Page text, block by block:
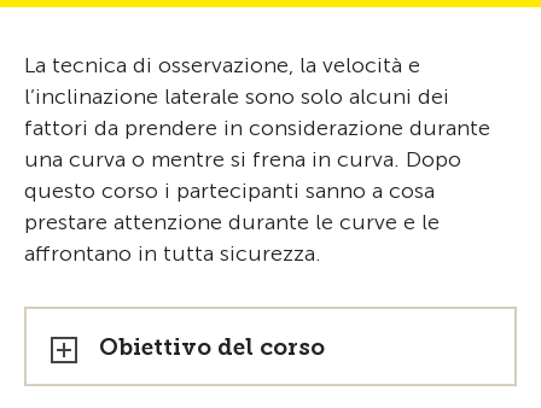
La tecnica di osservazione, la velocità e
l’inclinazione laterale sono solo alcuni dei
fattori da prendere in considerazione durante
una curva o mentre si frena in curva. Dopo
questo corso i partecipanti sanno a cosa
prestare attenzione durante le curve e le
affrontano in tutta sicurezza.
Obiettivo del corso